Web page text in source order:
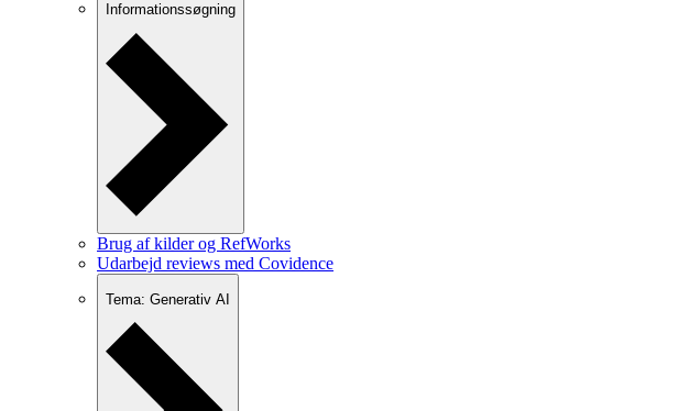
Informationssøgning
Brug af kilder og RefWorks
Udarbejd reviews med Covidence
Tema: Generativ AI